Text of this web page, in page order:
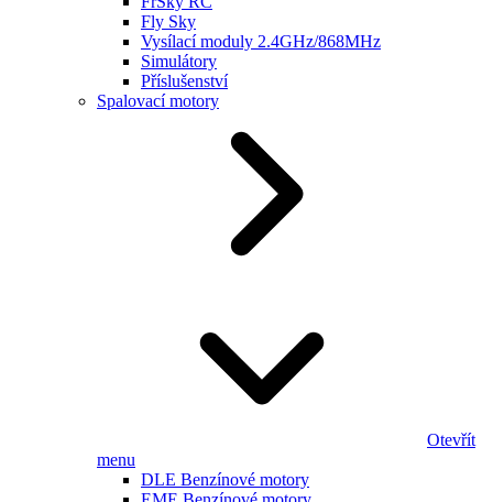
Fly Sky
Vysílací moduly 2.4GHz/868MHz
Simulátory
Příslušenství
Spalovací motory
Otevřít
menu
DLE Benzínové motory